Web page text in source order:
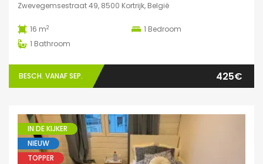
Zwevegemsestraat 49, 8500 Kortrijk, België
16 m2 1 Bedroom
1 Bathroom
BESCH. VANAF SEP. 425€
IN DE KIJKER
NIEUW
TOPPER